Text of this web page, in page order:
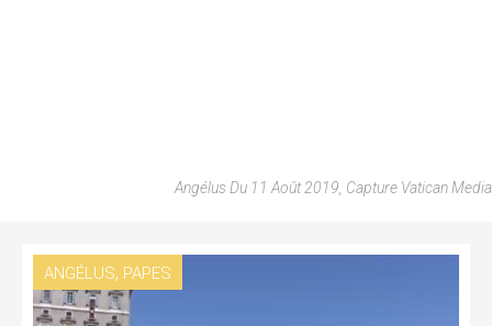
Angélus Du 11 Août 2019, Capture Vatican Media
ANGÉLUS, PAPES